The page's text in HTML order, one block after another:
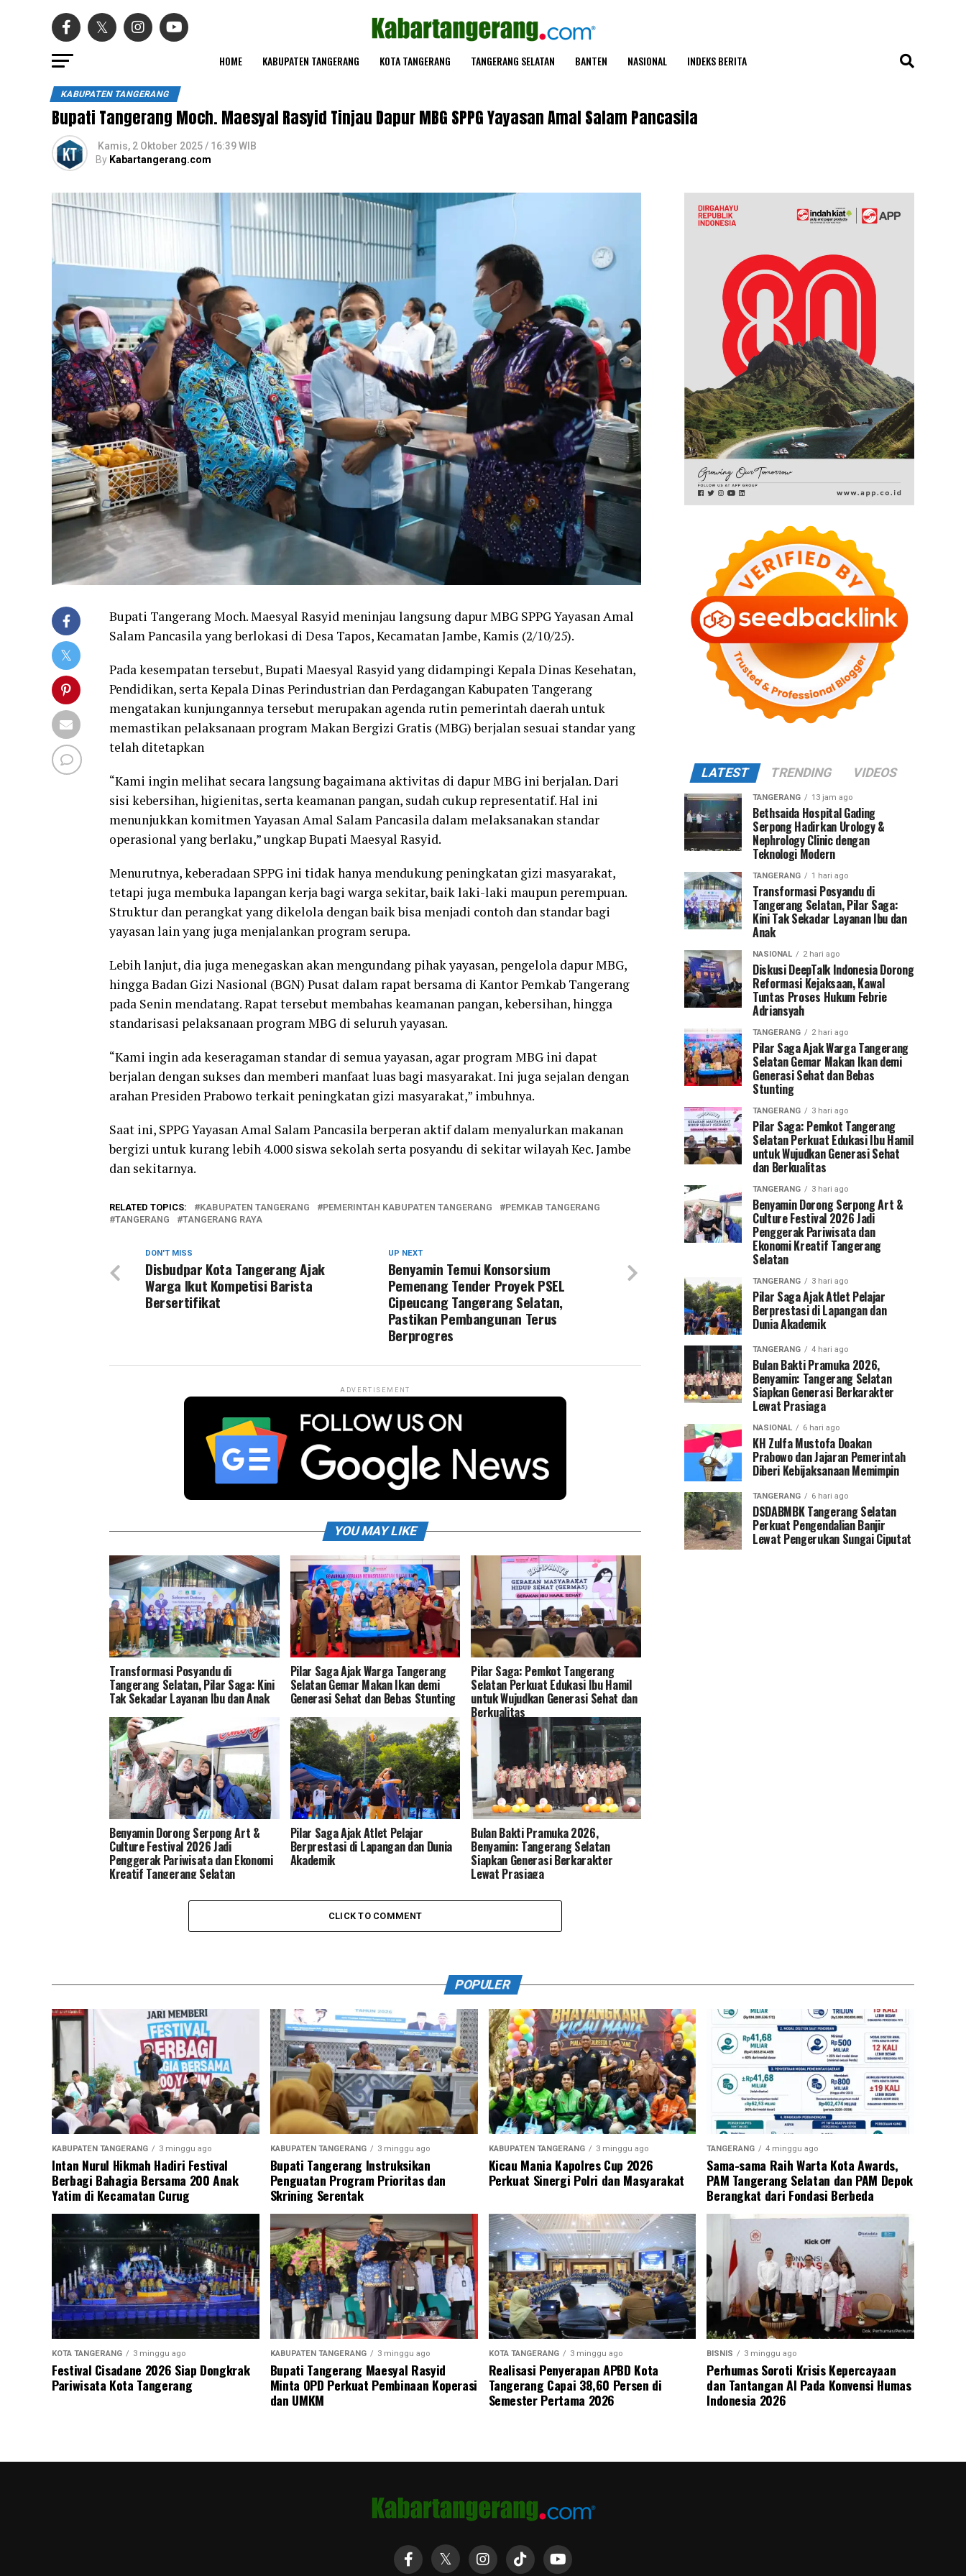
HOME KABUPATEN TANGERANG KOTA TANGERANG TANGERANG SELATAN BANTEN NASIONAL INDEKS BERITA
KABUPATEN TANGERANG
Bupati Tangerang Moch. Maesyal Rasyid Tinjau Dapur MBG SPPG Yayasan Amal Salam Pancasila
Kamis, 2 Oktober 2025 / 16:39 WIB
By Kabartangerang.com
Bupati Tangerang Moch. Maesyal Rasyid meninjau langsung dapur MBG SPPG Yayasan Amal
Salam Pancasila yang berlokasi di Desa Tapos, Kecamatan Jambe, Kamis (2/10/25).
Pada kesempatan tersebut, Bupati Maesyal Rasyid yang didampingi Kepala Dinas Kesehatan,
Pendidikan, serta Kepala Dinas Perindustrian dan Perdagangan Kabupaten Tangerang
mengatakan kunjungannya tersebut merupakan agenda rutin pemerintah daerah untuk
memastikan pelaksanaan program Makan Bergizi Gratis (MBG) berjalan sesuai standar yang
telah ditetapkan
“Kami ingin melihat secara langsung bagaimana aktivitas di dapur MBG ini berjalan. Dari
sisi kebersihan, higienitas, serta keamanan pangan, sudah cukup representatif. Hal ini
menunjukkan komitmen Yayasan Amal Salam Pancasila dalam melaksanakan standar
operasional yang berlaku,” ungkap Bupati Maesyal Rasyid.
Menurutnya, keberadaan SPPG ini tidak hanya mendukung peningkatan gizi masyarakat,
tetapi juga membuka lapangan kerja bagi warga sekitar, baik laki-laki maupun perempuan.
Struktur dan perangkat yang dikelola dengan baik bisa menjadi contoh dan standar bagi
yayasan lain yang juga menjalankan program serupa.
Lebih lanjut, dia juga menegaskan akan mengundang pihak yayasan, pengelola dapur MBG,
hingga Badan Gizi Nasional (BGN) Pusat dalam rapat bersama di Kantor Pemkab Tangerang
pada Senin mendatang. Rapat tersebut membahas keamanan pangan, kebersihan, hingga
standarisasi pelaksanaan program MBG di seluruh yayasan.
“Kami ingin ada keseragaman standar di semua yayasan, agar program MBG ini dapat
berjalan dengan sukses dan memberi manfaat luas bagi masyarakat. Ini juga sejalan dengan
arahan Presiden Prabowo terkait peningkatan gizi masyarakat,” imbuhnya.
Saat ini, SPPG Yayasan Amal Salam Pancasila berperan aktif dalam menyalurkan makanan
bergizi untuk kurang lebih 4.000 siswa sekolah serta posyandu di sekitar wilayah Kec. Jambe
dan sekitarnya.
RELATED TOPICS: KABUPATEN TANGERANG PEMERINTAH KABUPATEN TANGERANG
PEMKAB TANGERANG
TANGERANG
TANGERANG RAYA
UP NEXT
Benyamin Temui Konsorsium
Pemenang Tender Proyek PSEL
Cipeucang Tangerang Selatan,
Pastikan Pembangunan Terus
Berprogres
DON'T MISS
Disbudpar Kota Tangerang Ajak
Warga Ikut Kompetisi Barista
Bersertifikat
ADVERTISEMENT
YOU MAY LIKE
Transformasi Posyandu di
Tangerang Selatan, Pilar Saga: Kini
Tak Sekadar Layanan Ibu dan Anak
Pilar Saga Ajak Warga Tangerang
Selatan Gemar Makan Ikan demi
Generasi Sehat dan Bebas Stunting
Pilar Saga: Pemkot Tangerang
Selatan Perkuat Edukasi Ibu Hamil
untuk Wujudkan Generasi Sehat dan
Berkualitas
Benyamin Dorong Serpong Art &
Culture Festival 2026 Jadi
Penggerak Pariwisata dan Ekonomi
Kreatif Tangerang Selatan
Pilar Saga Ajak Atlet Pelajar
Berprestasi di Lapangan dan Dunia
Akademik
Bulan Bakti Pramuka 2026,
Benyamin: Tangerang Selatan
Siapkan Generasi Berkarakter
Lewat Prasiaga
CLICK TO COMMENT
LATEST TRENDING VIDEOS
TANGERANG 13 jam ago
Bethsaida Hospital Gading
Serpong Hadirkan Urology &
Nephrology Clinic dengan
Teknologi Modern
TANGERANG 1 hari ago
Transformasi Posyandu di
Tangerang Selatan, Pilar Saga:
Kini Tak Sekadar Layanan Ibu dan
Anak
NASIONAL 2 hari ago
Diskusi DeepTalk Indonesia Dorong
Reformasi Kejaksaan, Kawal
Tuntas Proses Hukum Febrie
Adriansyah
TANGERANG 2 hari ago
Pilar Saga Ajak Warga Tangerang
Selatan Gemar Makan Ikan demi
Generasi Sehat dan Bebas
Stunting
TANGERANG 3 hari ago
Pilar Saga: Pemkot Tangerang
Selatan Perkuat Edukasi Ibu Hamil
untuk Wujudkan Generasi Sehat
dan Berkualitas
TANGERANG 3 hari ago
Benyamin Dorong Serpong Art &
Culture Festival 2026 Jadi
Penggerak Pariwisata dan
Ekonomi Kreatif Tangerang
Selatan
TANGERANG 3 hari ago
Pilar Saga Ajak Atlet Pelajar
Berprestasi di Lapangan dan
Dunia Akademik
TANGERANG 4 hari ago
Bulan Bakti Pramuka 2026,
Benyamin: Tangerang Selatan
Siapkan Generasi Berkarakter
Lewat Prasiaga
NASIONAL 6 hari ago
KH Zulfa Mustofa Doakan
Prabowo dan Jajaran Pemerintah
Diberi Kebijaksanaan Memimpin
TANGERANG 6 hari ago
DSDABMBK Tangerang Selatan
Perkuat Pengendalian Banjir
Lewat Pengerukan Sungai Ciputat
POPULER
KABUPATEN TANGERANG 3 minggu ago
Intan Nurul Hikmah Hadiri Festival
Berbagi Bahagia Bersama 200 Anak
Yatim di Kecamatan Curug
KABUPATEN TANGERANG 3 minggu ago
Bupati Tangerang Instruksikan
Penguatan Program Prioritas dan
Skrining Serentak
KABUPATEN TANGERANG 3 minggu ago
Kicau Mania Kapolres Cup 2026
Perkuat Sinergi Polri dan Masyarakat
TANGERANG 4 minggu ago
Sama-sama Raih Warta Kota Awards,
PAM Tangerang Selatan dan PAM Depok
Berangkat dari Fondasi Berbeda
KOTA TANGERANG 3 minggu ago
Festival Cisadane 2026 Siap Dongkrak
Pariwisata Kota Tangerang
KABUPATEN TANGERANG 3 minggu ago
Bupati Tangerang Maesyal Rasyid
Minta OPD Perkuat Pembinaan Koperasi
dan UMKM
KOTA TANGERANG 3 minggu ago
Realisasi Penyerapan APBD Kota
Tangerang Capai 38,60 Persen di
Semester Pertama 2026
BISNIS 3 minggu ago
Perhumas Soroti Krisis Kepercayaan
dan Tantangan AI Pada Konvensi Humas
Indonesia 2026